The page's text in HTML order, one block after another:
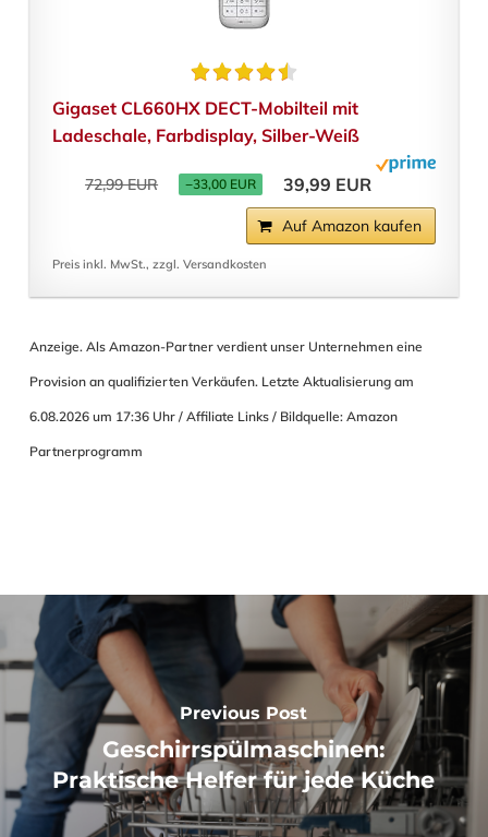
Gigaset CL660HX DECT-Mobilteil mit
Ladeschale, Farbdisplay, Silber-Weiß
72,99 EUR −33,00 EUR 39,99 EUR
Auf Amazon kaufen
Preis inkl. MwSt., zzgl. Versandkosten
Anzeige. Als Amazon-Partner verdient unser Unternehmen eine
Provision an qualifizierten Verkäufen. Letzte Aktualisierung am
6.08.2026 um 17:36 Uhr / Affiliate Links / Bildquelle: Amazon
Partnerprogramm
Previous Post
Geschirrspülmaschinen:
Praktische Helfer für jede Küche